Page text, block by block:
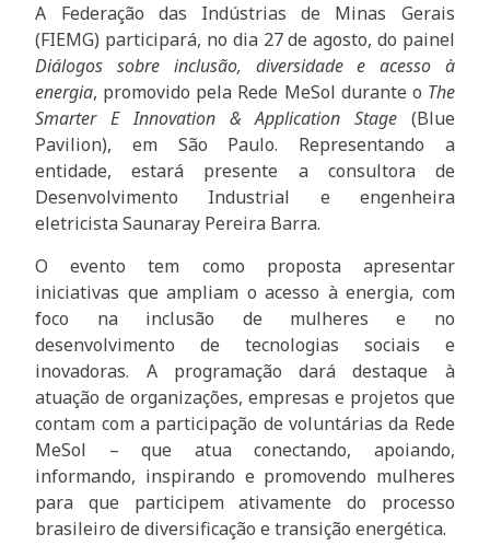
A Federação das Indústrias de Minas Gerais
(FIEMG) participará, no dia 27 de agosto, do painel
Diálogos sobre inclusão, diversidade e acesso à
energia, promovido pela Rede MeSol durante o The
Smarter E Innovation & Application Stage(Blue
Pavilion), em São Paulo. Representando a
entidade, estará presente a consultora de
Desenvolvimento Industrial e engenheira
eletricista Saunaray Pereira Barra.
O evento tem como proposta apresentar
iniciativas que ampliam o acesso à energia, com
foco na inclusão de mulheres e no
desenvolvimento de tecnologias sociais e
inovadoras. A programação dará destaque à
atuação de organizações, empresas e projetos que
contam com a participação de voluntárias da Rede
MeSol – que atua conectando, apoiando,
informando, inspirando e promovendo mulheres
para que participem ativamente do processo
brasileiro de diversificação e transição energética.